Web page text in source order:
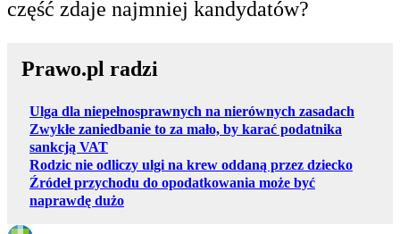
część zdaje najmniej kandydatów?
Prawo.pl radzi
Ulga dla niepełnosprawnych na nierównych zasadach
Zwykłe zaniedbanie to za mało, by karać podatnika
sankcją VAT
Rodzic nie odliczy ulgi na krew oddaną przez dziecko
Źródeł przychodu do opodatkowania może być
naprawdę dużo